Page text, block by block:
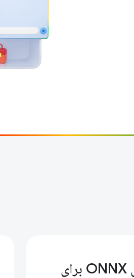
وب زمان اجرای ONNX برای